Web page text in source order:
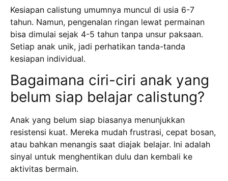
Kesiapan calistung umumnya muncul di usia 6-7
tahun. Namun, pengenalan ringan lewat permainan
bisa dimulai sejak 4-5 tahun tanpa unsur paksaan.
Setiap anak unik, jadi perhatikan tanda-tanda
kesiapan individual.
Bagaimana ciri-ciri anak yang
belum siap belajar calistung?
Anak yang belum siap biasanya menunjukkan
resistensi kuat. Mereka mudah frustrasi, cepat bosan,
atau bahkan menangis saat diajak belajar. Ini adalah
sinyal untuk menghentikan dulu dan kembali ke
aktivitas bermain.